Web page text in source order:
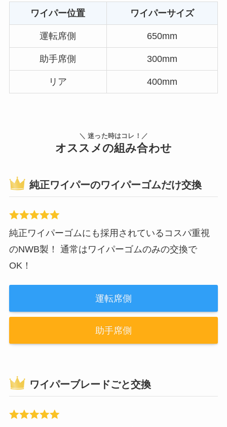
ワイパー位置 ワイパーサイズ
運転席側 650mm
助手席側 300mm
リア 400mm
＼ 迷った時はコレ！／
オススメの組み合わせ
純正ワイパーのワイパーゴムだけ交換
純正ワイパーゴムにも採用されているコスパ重視
のNWB製！ 通常はワイパーゴムのみの交換で
OK！
運転席側
助手席側
ワイパーブレードごと交換